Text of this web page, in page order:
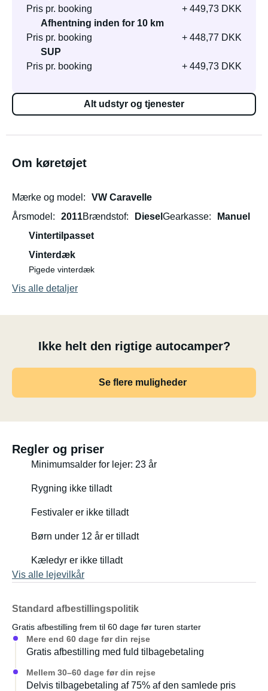
Pris pr. booking
+ 449,73 DKK
Afhentning inden for 10 km
Pris pr. booking
+ 448,77 DKK
SUP
Pris pr. booking
+ 449,73 DKK
Alt udstyr og tjenester
Om køretøjet
Mærke og model
VW Caravelle
Årsmodel
2011Brændstof Diesel Gearkasse
Manuel
Vintertilpasset
Vinterdæk
Pigede vinterdæk
Vis alle detaljer
Ikke helt den rigtige autocamper?
Se flere muligheder
Regler og priser
Minimumsalder for lejer: 23 år
Rygning ikke tilladt
Festivaler er ikke tilladt
Børn under 12 år er tilladt
Kæledyr er ikke tilladt
Vis alle lejevilkår
Standard afbestillingspolitik
Gratis afbestilling frem til 60 dage før turen starter
Mere end 60 dage før din rejse
Gratis afbestilling med fuld tilbagebetaling
Mellem 30–60 dage før din rejse
Delvis tilbagebetaling af 75% af den samlede pris